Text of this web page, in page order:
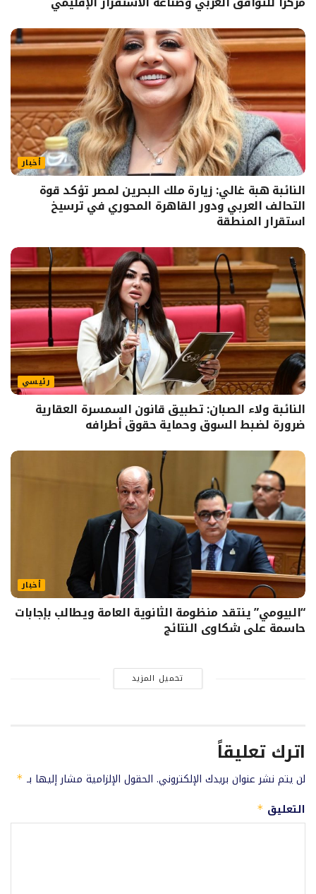
أخبار
النائبة هبة غالي: زيارة ملك البحرين لمصر تؤكد قوة
التحالف العربي ودور القاهرة المحوري في ترسيخ
استقرار المنطقة
رئيسي
النائبة ولاء الصبان: تطبيق قانون السمسرة العقارية
ضرورة لضبط السوق وحماية حقوق أطرافه
أخبار
“البيومي” ينتقد منظومة الثانوية العامة ويطالب بإجابات
حاسمة على شكاوى النتائج
تحميل المزيد
اترك تعليقاً
لن يتم نشر عنوان بريدك الإلكتروني. الحقول الإلزامية مشار إليها بـ *
التعليق *